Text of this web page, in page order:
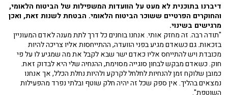
דיברנו בתוכנית לא מעט על הוועדות המשפילות של הביטוח הלאומי,
והחוקרים הפרטיים ששוכר הביטוח הלאומי. הבטחת לשנות זאת, ואכן
מרגישים בשינוי.
"תודה רבה. זה מחזק אותי. אנחנו בוחנים כל דרך לתת מענה לאדם המעוניין
בזכאות. גם כשאדם מגיע בפני הוועדה, ההתייחסות אליו צריכה להיות
מכובדת ויש להתייחס אליו כאדם ישר שבא לקבל את מה שמגיע לו על פי
חוק. כשאדם מבקש לבחון סוגייה מסוימת, ההנחיה שלי היא לבדוק זאת.
כמובן שלוקח זמן להנחיות לחלחל לקרקע ולהיות נחלת הכלל, אך אנחנו
נמצאים בהליך. אין ספק שכל זה יהיה חלק שוטף ובלתי נפרד מהפעילות
השוטפת".